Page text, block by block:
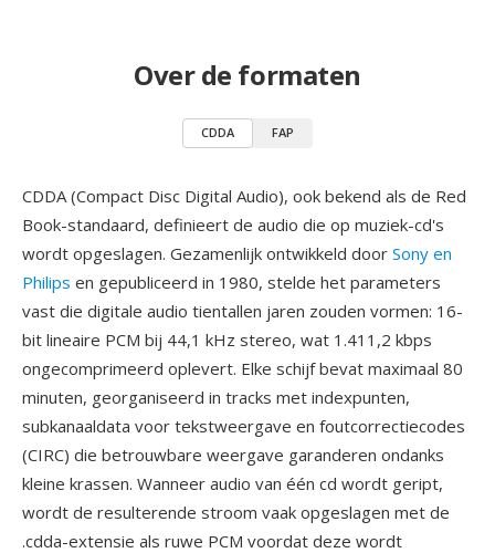
Over de formaten
CDDA FAP
CDDA (Compact Disc Digital Audio), ook bekend als de Red
Book-standaard, definieert de audio die op muziek-cd's
wordt opgeslagen. Gezamenlijk ontwikkeld door Sony en
Philips en gepubliceerd in 1980, stelde het parameters
vast die digitale audio tientallen jaren zouden vormen: 16-
bit lineaire PCM bij 44,1 kHz stereo, wat 1.411,2 kbps
ongecomprimeerd oplevert. Elke schijf bevat maximaal 80
minuten, georganiseerd in tracks met indexpunten,
subkanaaldata voor tekstweergave en foutcorrectiecodes
(CIRC) die betrouwbare weergave garanderen ondanks
kleine krassen. Wanneer audio van één cd wordt geript,
wordt de resulterende stroom vaak opgeslagen met de
.cdda-extensie als ruwe PCM voordat deze wordt